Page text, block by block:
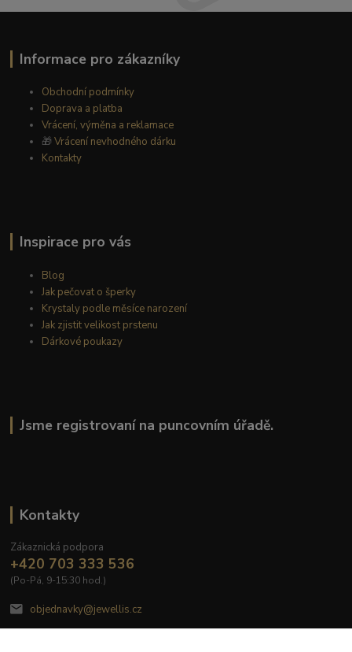
Informace pro zákazníky
Obchodní podmínky
Doprava a platba
Vrácení, výměna a reklamace
🎁Vrácení nevhodného dárku
Kontakty
Inspirace pro vás
Blog
Jak pečovat o šperky
Krystaly podle měsíce narození
Jak zjistit velikost prstenu
Dárkové poukazy
Jsme registrovaní na puncovním úřadě.
Kontakty
Zákaznická podpora
+420 703 333 536
(Po-Pá, 9-15:30 hod.)
objednavky@jewellis.cz